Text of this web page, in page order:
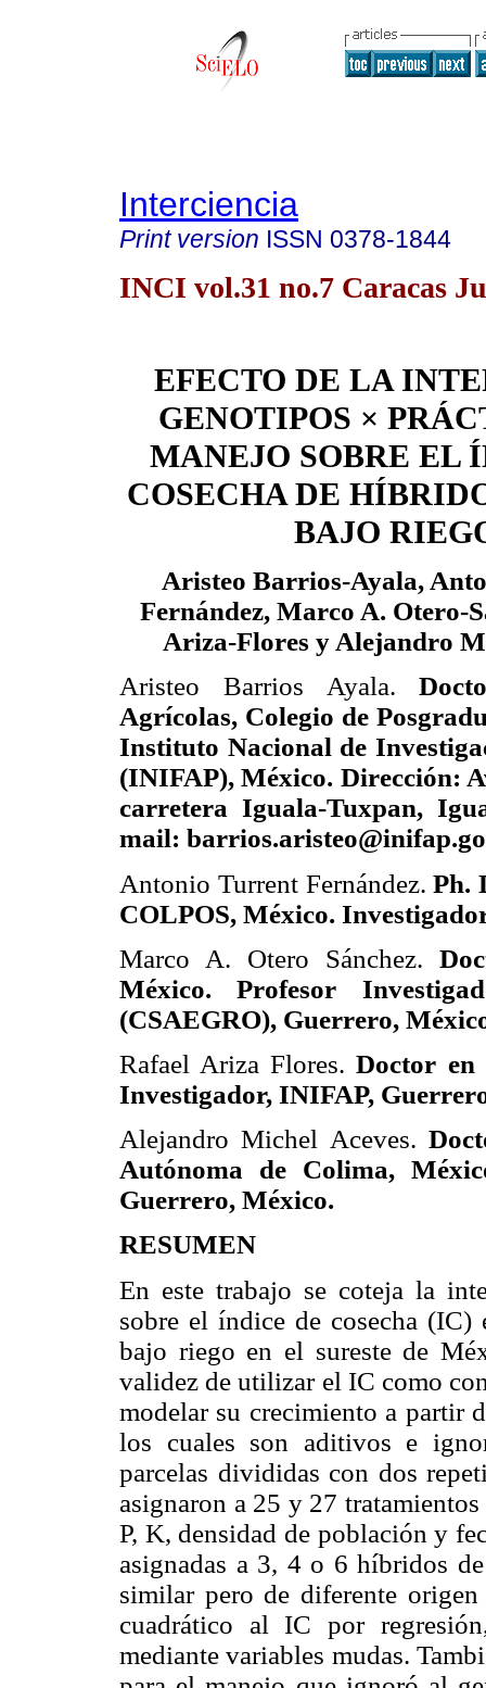
Interciencia
Print version ISSN 0378-1844
INCI vol.31 no.7 Caracas
EFECTO DE LA
GENOTIPOS ×
MANEJO SOBRE EL
COSECHA DE
BAJO
Aristeo Barrios-Ayala,
Fernández, Marco A. Otero-
Ariza-Flores y Alejandro
Aristeo Barrios Ayala.
Agrícolas, Colegio de
Instituto Nacional de
(INIFAP), México. Dirección:
carretera Iguala-Tuxpan,
mail:
Antonio Turrent Fernández.Ph.
COLPOS, México.
Marco A. Otero Sánchez.
México. Profesor
(CSAEGRO), Guerrero,
Rafael Ariza Flores.Doctor en
Investigador, INIFAP,
Alejandro Michel Aceves.
Autónoma de Colima,
Guerrero, México.
RESUMEN
En este trabajo se coteja la
sobre el índice de cosecha (IC)
bajo riego en el sureste de
validez de utilizar el IC como
modelar su crecimiento a partir
los cuales son aditivos e
parcelas divididas con dos
asignaron a 25 y 27
P, K, densidad de población y
asignadas a 3, 4 o 6 híbridos
similar pero de diferente
cuadrático al IC por
mediante variables mudas.